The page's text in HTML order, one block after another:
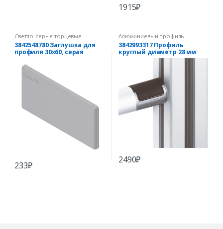
1915₽
Светло-серые торцевые
заглушки
3842548780 Заглушка для
профиля 30х60, серая
233₽
Алюминиевый профиль
3842993317 Профиль
круглый диаметр 28 мм
2490₽